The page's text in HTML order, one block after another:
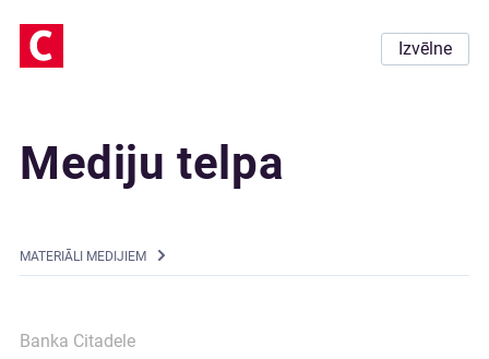
Izvēlne
Mediju telpa
MATERIĀLI MEDIJIEM
Banka Citadele